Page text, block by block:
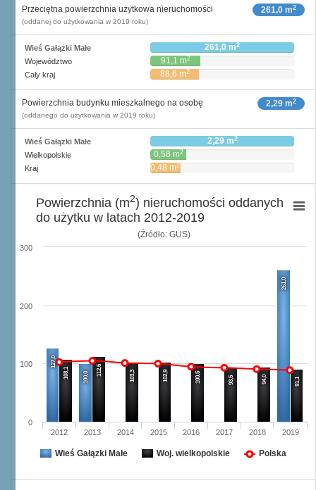
261,0 m2
Przeciętna powierzchnia użytkowa nieruchomości
(oddanej do użytkowania w 2019 roku)
Wieś Gałązki Małe 261,0 m2
Województwo 91,1 m2
Cały kraj 88,6 m2
2,29 m2
Powierzchnia budynku mieszkalnego na osobę
(oddanego do użytkowania w 2019 roku)
Wieś Gałązki Małe 2,29 m2
Wielkopolskie 0,58 m2
Kraj 0,48 m2
(Źródło: GUS)
127,0
100,0
261,0
108,1 112,6 103,3 102,9 100,5 93,5 94,0 91,1
2012 2013 2014 2015 2016 2017 2018 2019
0
100
200
300
Powierzchnia (m2) nieruchomości oddanych
do użytku w latach 2012-2019
Wieś Gałązki Małe Woj. wielkopolskie Polska